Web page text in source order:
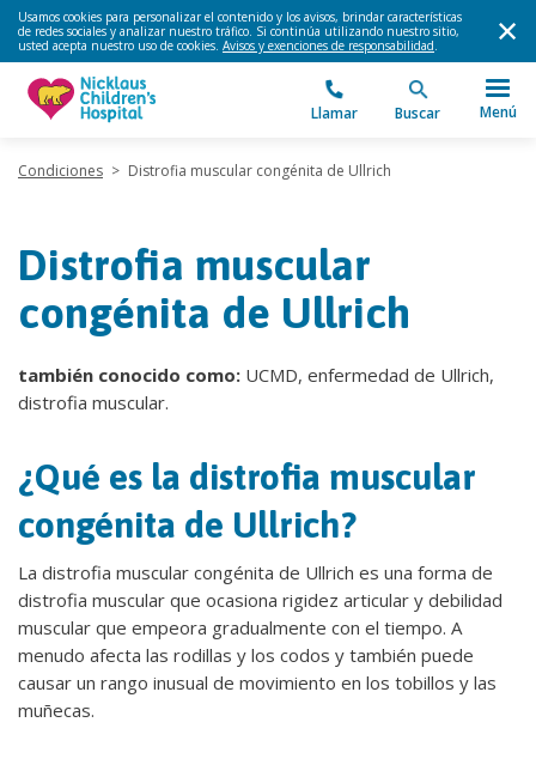
Usamos cookies para personalizar el contenido y los avisos, brindar características
de redes sociales y analizar nuestro tráfico. Si continúa utilizando nuestro sitio,
usted acepta nuestro uso de cookies. Avisos y exenciones de responsabilidad.
Llamar Buscar Menú
Condiciones > Distrofia muscular congénita de Ullrich
Distrofia muscular
congénita de Ullrich
también conocido como: UCMD, enfermedad de Ullrich,
distrofia muscular.
¿Qué es la distrofia muscular
congénita de Ullrich?
La distrofia muscular congénita de Ullrich es una forma de
distrofia muscular que ocasiona rigidez articular y debilidad
muscular que empeora gradualmente con el tiempo. A
menudo afecta las rodillas y los codos y también puede
causar un rango inusual de movimiento en los tobillos y las
muñecas.